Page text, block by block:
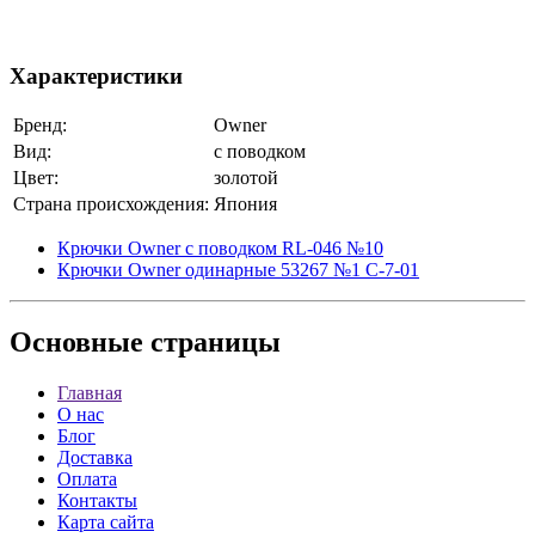
Характеристики
Бренд:
Owner
Вид:
с поводком
Цвет:
золотой
Страна происхождения: Япония
Крючки Owner с поводком RL-046 №10
Крючки Owner одинарные 53267 №1 C-7-01
Основные страницы
Главная
О нас
Блог
Доставка
Оплата
Контакты
Карта сайта